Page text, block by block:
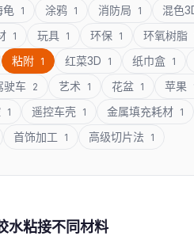
龟 1 涂鸦 1 消防局 1 混色
1 玩具 1 环保 1 环氧树脂
粘附 1 红菜3D 1 纸巾盒 1
驶车 2 艺术 1 花盆 1 苹果
1 遥控车壳 1 金属填充耗材 1
首饰加工 1 高级切片法 1
水粘接不同材料